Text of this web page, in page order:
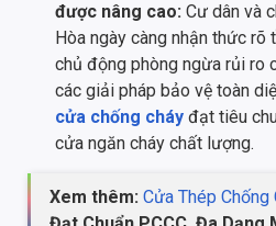
được nâng cao: Cư dân và
Hòa ngày càng nhận thức rõ
chủ động phòng ngừa rủi ro
các giải pháp bảo vệ toàn
cửa chống cháy đạt tiêu
cửa ngăn cháy chất lượng.
Xem thêm: Cửa Thép Chống